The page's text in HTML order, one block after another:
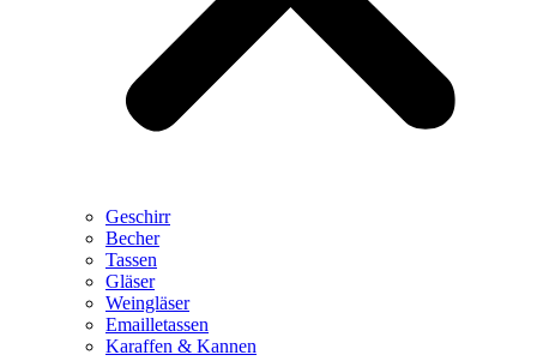
Geschirr
Becher
Tassen
Gläser
Weingläser
Emailletassen
Karaffen & Kannen